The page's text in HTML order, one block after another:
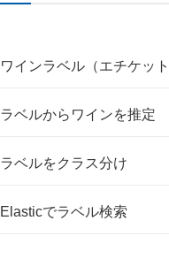
ワインラベル（エチケット
ラベルからワインを推定
ラベルをクラス分け
Elasticでラベル検索